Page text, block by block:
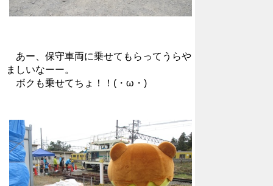
あー、保守車両に乗せてもらってうらや
ましいなーー。
ボクも乗せてちょ！！(・ω・)